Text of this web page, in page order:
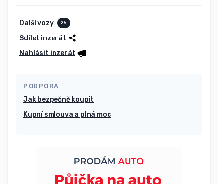
Další vozy 25
Sdílet inzerát
Nahlásit inzerát
PODPORA
Jak bezpečně koupit
Kupní smlouva a plná moc